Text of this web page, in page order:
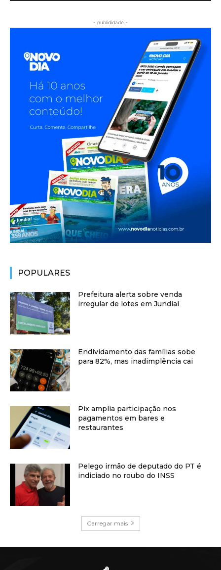
- publididade -
POPULARES
Prefeitura alerta sobre venda
irregular de lotes em Jundiaí
Endividamento das famílias sobe
para 82%, mas inadimplência cai
Pix amplia participação nos
pagamentos em bares e
restaurantes
Pelego irmão de deputado do PT é
indiciado no roubo do INSS
Carregar mais